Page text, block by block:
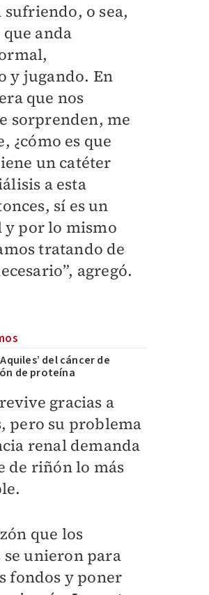
sufriendo, o sea,
anda
y jugando. En
que nos
sorprenden, me
¿cómo es que
un catéter
a esta
sí es un
por lo mismo
tratando de
agregó.
del cáncer de
de proteína
gracias a
pero su problema
renal demanda
de riñón lo más
que los
se unieron para
fondos y poner